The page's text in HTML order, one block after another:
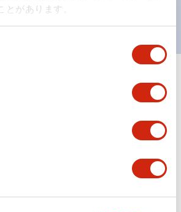
とがあります。
CCC認証品。
ァイル